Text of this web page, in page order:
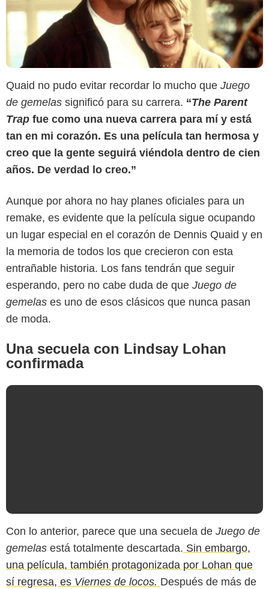
Quaid no pudo evitar recordar lo mucho que Juego
de gemelas significó para su carrera. “The Parent
Trap fue como una nueva carrera para mí y está
tan en mi corazón. Es una película tan hermosa y
creo que la gente seguirá viéndola dentro de cien
años. De verdad lo creo.”
Aunque por ahora no hay planes oficiales para un
remake, es evidente que la película sigue ocupando
un lugar especial en el corazón de Dennis Quaid y en
la memoria de todos los que crecieron con esta
entrañable historia. Los fans tendrán que seguir
esperando, pero no cabe duda de que Juego de
gemelas es uno de esos clásicos que nunca pasan
de moda.
Una secuela con Lindsay Lohan
confirmada
Con lo anterior, parece que una secuela de Juego de
gemelas está totalmente descartada. Sin embargo,
una película, también protagonizada por Lohan que
sí regresa, es Viernes de locos. Después de más de